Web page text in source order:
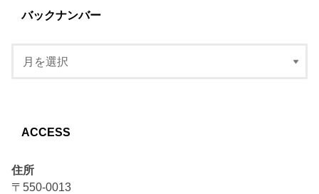
バックナンバー
ACCESS
住所
〒550-0013